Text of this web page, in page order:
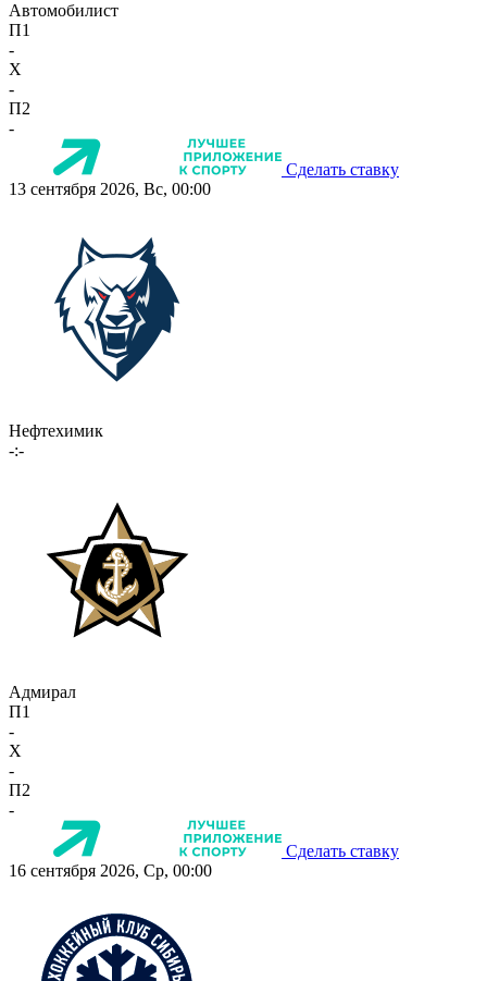
Автомобилист
П1
-
X
-
П2
-
Сделать ставку
13 сентября 2026, Вс, 00:00
Нефтехимик
-:-
Адмирал
П1
-
X
-
П2
-
Сделать ставку
16 сентября 2026, Ср, 00:00